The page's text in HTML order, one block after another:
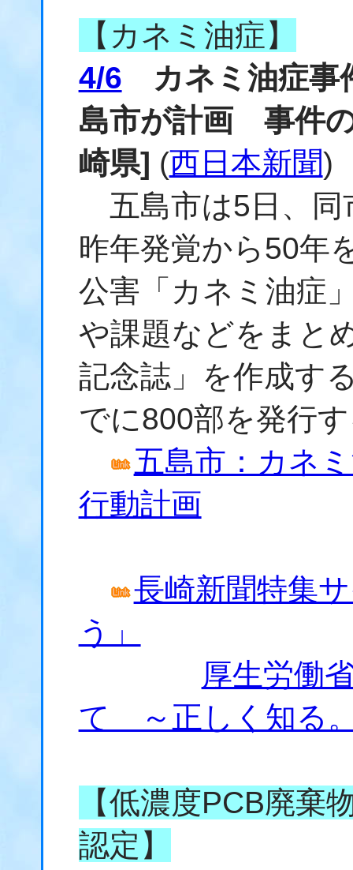
【カネミ油症】
4/6 カネミ油症事
島市が計画 事件
崎県] (西日本新聞)
五島市は5日、同
昨年発覚から50年
公害「カネミ油症
や課題などをまと
記念誌」を作成す
でに800部を発行
五島市：カネ
行動計画
長崎新聞特集
う」
厚生労働
て ～正しく知る
【低濃度PCB廃棄
認定】